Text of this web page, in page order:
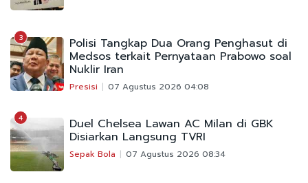
3 Polisi Tangkap Dua Orang Penghasut di
Medsos terkait Pernyataan Prabowo soal
Nuklir Iran
Presisi 07 Agustus 2026 04:08
4 Duel Chelsea Lawan AC Milan di GBK
Disiarkan Langsung TVRI
Sepak Bola 07 Agustus 2026 08:34